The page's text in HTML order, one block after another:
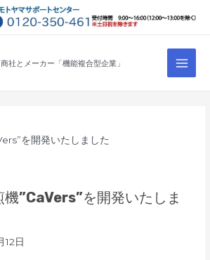
商社とメーカー「機能複合型企業」
Main
を開発いたしました
機”CaVers”を開発いたしま
12日